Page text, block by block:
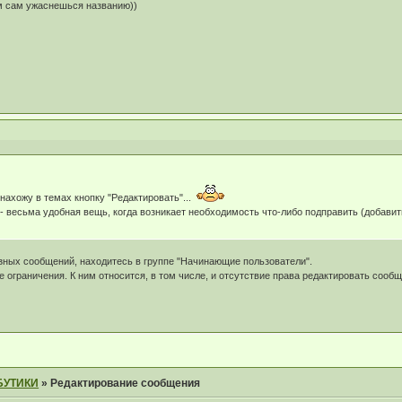
сам ужаснешься названию))
в темах кнопку "Редактировать"...
удобная вещь, когда возникает необходимость что-либо подправить
сообщений, находитесь в группе "Начинающие пользователи".
К ним относится, в том числе, и отсутствие права редактировать
»Редактирование сообщения